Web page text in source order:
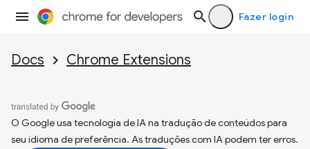
Fazer login
Docs Chrome Extensions
O Google usa tecnologia de IA na tradução de conteúdos para
seu idioma de preferência. As traduções com IA podem ter erros.